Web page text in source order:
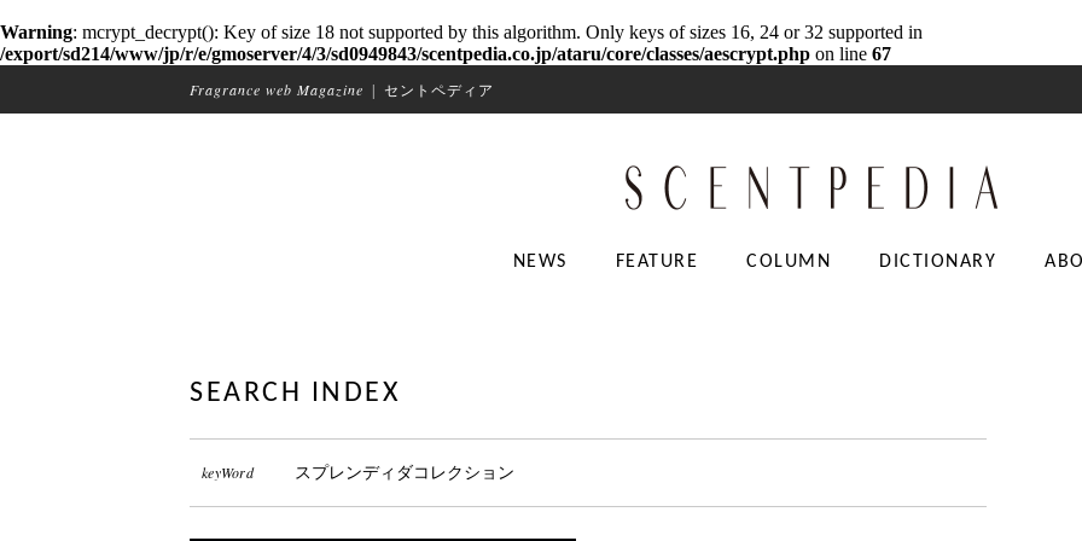
Warning: mcrypt_decrypt(): Key of size 18 not supported by this algorithm. Only keys of sizes 16, 24 or 32 supported in
/export/sd214/www/jp/r/e/gmoserver/4/3/sd0949843/scentpedia.co.jp/ataru/core/classes/aescrypt.php on line 67
Fragrance web Magazine セントペディア
NEWS FEATURE COLUMN DICTIONARY
SEARCH INDEX
keyWord スプレンディダコレクション